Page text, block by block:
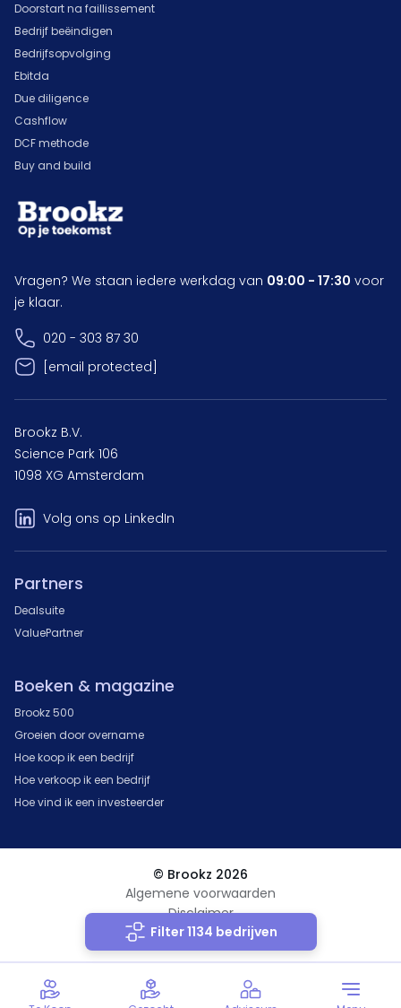
Filter 1134 bedrijven
Doorstart na faillissement
Bedrijf beëindigen
Bedrijfsopvolging
Ebitda
Due diligence
Cashflow
DCF methode
Buy and build
Vragen? We staan iedere werkdag van 09:00 - 17:30 voor
je klaar.
020 - 303 87 30
[email protected]
Brookz B.V.
Science Park 106
1098 XG Amsterdam
Volg ons op LinkedIn
Partners
Dealsuite
ValuePartner
Boeken & magazine
Brookz 500
Groeien door overname
Hoe koop ik een bedrijf
Hoe verkoop ik een bedrijf
Hoe vind ik een investeerder
© Brookz 2026
Algemene voorwaarden
Disclaimer
Privacy Statement